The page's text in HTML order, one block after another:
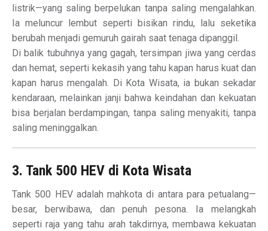
listrik—yang saling berpelukan tanpa saling mengalahkan.
Ia meluncur lembut seperti bisikan rindu, lalu seketika
berubah menjadi gemuruh gairah saat tenaga dipanggil.
Di balik tubuhnya yang gagah, tersimpan jiwa yang cerdas
dan hemat, seperti kekasih yang tahu kapan harus kuat dan
kapan harus mengalah. Di Kota Wisata, ia bukan sekadar
kendaraan, melainkan janji bahwa keindahan dan kekuatan
bisa berjalan berdampingan, tanpa saling menyakiti, tanpa
saling meninggalkan.
3. Tank 500 HEV di Kota Wisata
Tank 500 HEV adalah mahkota di antara para petualang—
besar, berwibawa, dan penuh pesona. Ia melangkah
seperti raja yang tahu arah takdirnya, membawa kekuatan